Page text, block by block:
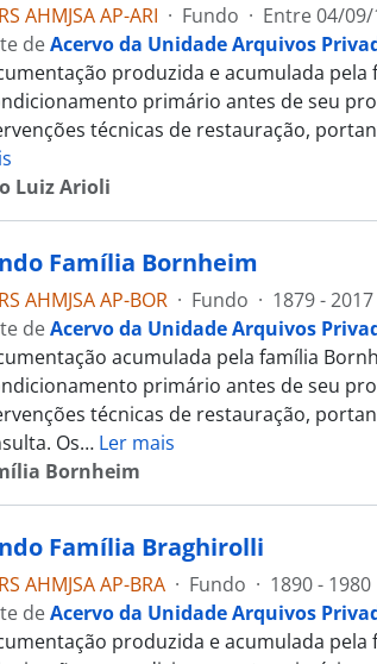
AHMJSA AP-ARI · Fundo · Entre 04/09/
deAcervo da Unidade Arquivos
produzida e acumulada
primário antes de seu
técnicas de restauração,
Luiz Arioli
Família Bornheim
AHMJSA AP-BOR · Fundo · 1879 - 2017
deAcervo da Unidade Arquivos
acumulada pela família
primário antes de seu
técnicas de restauração,
Os… Ler mais
Bornheim
Família Braghirolli
AHMJSA AP-BRA · Fundo · 1890 - 1980
deAcervo da Unidade Arquivos
produzida e acumulada